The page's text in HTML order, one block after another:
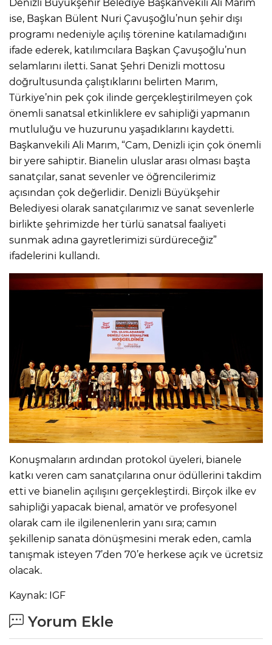
Denizli Büyükşehir Belediye Başkanvekili Ali Marım
ise, Başkan Bülent Nuri Çavuşoğlu’nun şehir dışı
programı nedeniyle açılış törenine katılamadığını
ifade ederek, katılımcılara Başkan Çavuşoğlu’nun
selamlarını iletti. Sanat Şehri Denizli mottosu
doğrultusunda çalıştıklarını belirten Marım,
Türkiye’nin pek çok ilinde gerçekleştirilmeyen çok
önemli sanatsal etkinliklere ev sahipliği yapmanın
mutluluğu ve huzurunu yaşadıklarını kaydetti.
Başkanvekili Ali Marım, “Cam, Denizli için çok önemli
bir yere sahiptir. Bianelin uluslar arası olması başta
sanatçılar, sanat sevenler ve öğrencilerimiz
açısından çok değerlidir. Denizli Büyükşehir
Belediyesi olarak sanatçılarımız ve sanat sevenlerle
birlikte şehrimizde her türlü sanatsal faaliyeti
sunmak adına gayretlerimizi sürdüreceğiz”
ifadelerini kullandı.
Konuşmaların ardından protokol üyeleri, bianele
katkı veren cam sanatçılarına onur ödüllerini takdim
etti ve bianelin açılışını gerçekleştirdi. Birçok ilke ev
sahipliği yapacak bienal, amatör ve profesyonel
olarak cam ile ilgilenenlerin yanı sıra; camın
şekillenip sanata dönüşmesini merak eden, camla
tanışmak isteyen 7’den 70’e herkese açık ve ücretsiz
olacak.
Kaynak: IGF
Yorum Ekle